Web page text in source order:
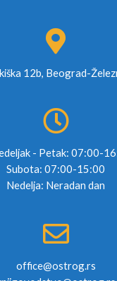
12b, Beograd-
- Petak: 07:00-
Subota: 07:00-15:00
Nedelja: Neradan dan
office@ostrog.rs